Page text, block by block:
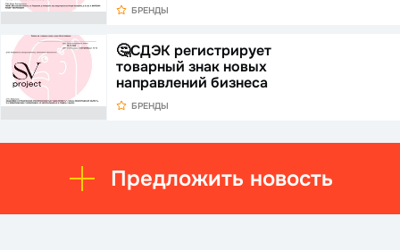
БРЕНДЫ
🤔СДЭК регистрирует
товарный знак новых
направлений бизнеса
БРЕНДЫ
Предложить новость